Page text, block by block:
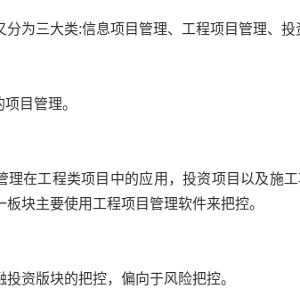
分为三大类:信息项目管理、工程项目管理、投
目管理。
理在工程类项目中的应用，投资项目以及施
块主要使用工程项目管理软件来把控。
投资版块的把控，偏向于风险把控。